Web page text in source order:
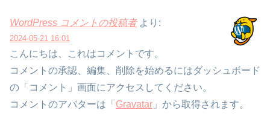
WordPress コメントの投稿者 より:
2024-05-21 16:01
こんにちは、これはコメントです。
コメントの承認、編集、削除を始めるにはダッシュボード
の「コメント」画面にアクセスしてください。
コメントのアバターは「 Gravatar 」から取得されます。